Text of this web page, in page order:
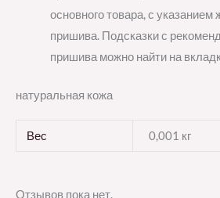
основного товара, с указанием
пришива. Подсказки с
пришива можно найти на
натуральная кожа
Вес 0,001 кг
Отзывов пока нет.